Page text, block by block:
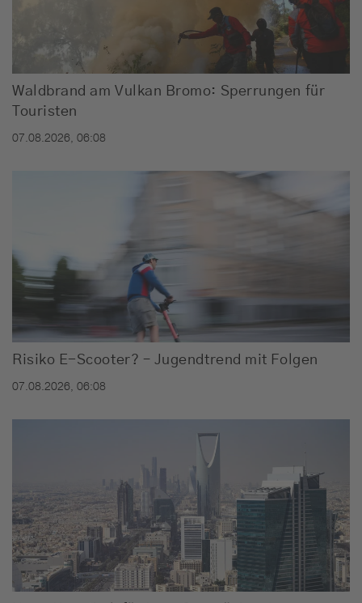
Waldbrand am Vulkan Bromo: Sperrungen für
Touristen
07.08.2026, 06:08
Risiko E-Scooter? – Jugendtrend mit Folgen
07.08.2026, 06:08